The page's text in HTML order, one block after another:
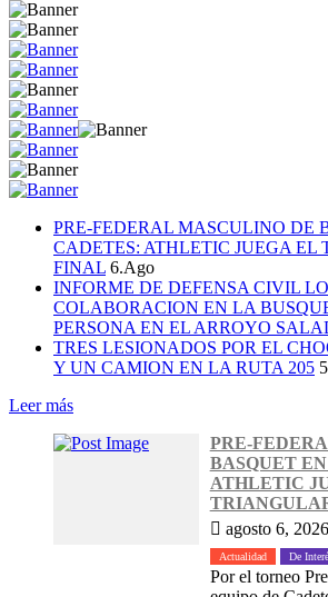
PRE-FEDERAL MASCULINO DE
CADETES: ATHLETIC JUEGA EL
FINAL 6.Ago
INFORME DE DEFENSA CIVIL
COLABORACION EN LA
PERSONA EN EL ARROYO
TRES LESIONADOS POR EL
Y UN CAMION EN LA RUTA 205
Leer más
PRE-
BASQUET
ATHLETIC
agosto 6, 2026
Actualidad De
Por el torneo